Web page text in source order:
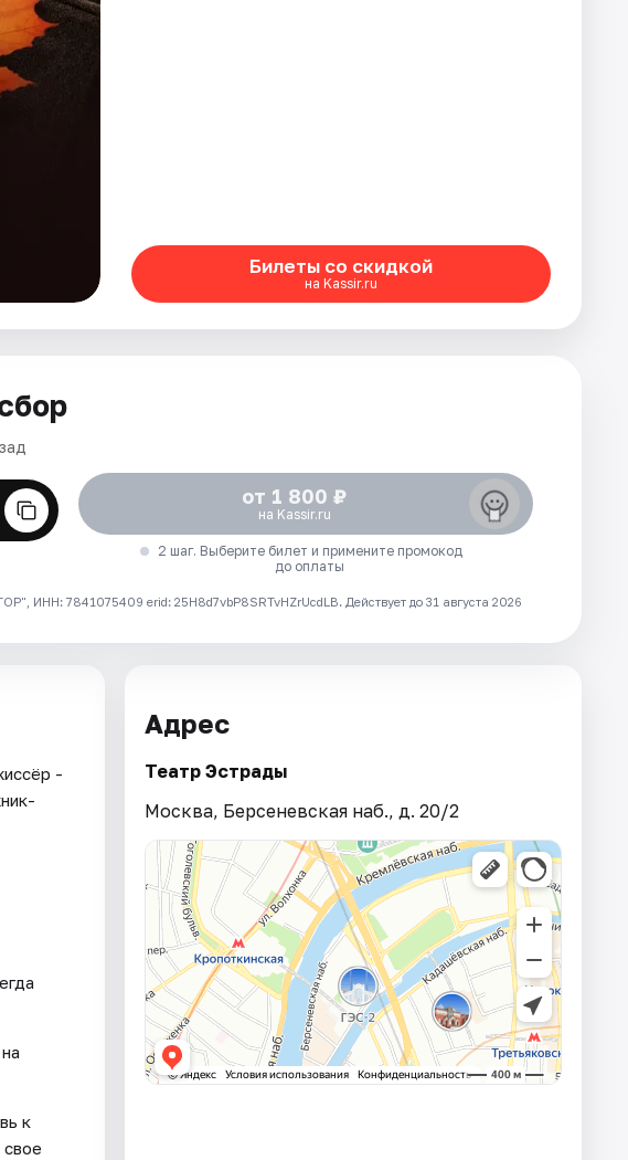
Билеты со скидкой
на Kassir.ru
от 1 800 ₽
на Kassir.ru
2 шаг. Выберите билет и примените промокод
до оплаты
ИНН: 7841075409 erid: 25H8d7vbP8SRTvHZrUcdLB. Действует до 31 августа 2026
-
к
Адрес
Театр Эстрады
Москва, Берсеневская наб., д. 20/2